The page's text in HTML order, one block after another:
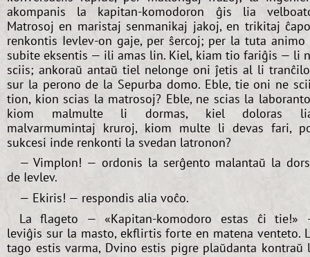
akompanis la kapitan-komodoron ĝis lia
Matrosoj en maristaj senmanikaj jakoj, en trikitaj
renkontis Ievlev-on gaje, per ŝercoj; per la tuta
subite eksentis — ili amas lin. Kiel, kiam tio fariĝis — li
sciis; ankoraŭ antaŭ tiel nelonge oni ĵetis al li
sur la perono de la Sepurba domo. Eble, tie oni ne
tion, kion scias la matrosoj? Eble, ne scias la
kiom malmulte li dormas, kiel doloras
malvarmumintaj kruroj, kiom multe li devas fari,
sukcesi inde renkonti la svedan latronon?
— Vimplon! — ordonis la serĝento malantaŭ la
de Ievlev.
— Ekiris! — respondis alia voĉo.
La flageto — «Kapitan-komodoro estas ĉi tie!»
leviĝis sur la masto, ekflirtis forte en matena venteto.
tago estis varma, Dvino estis pigre plaŭdanta kontraŭ